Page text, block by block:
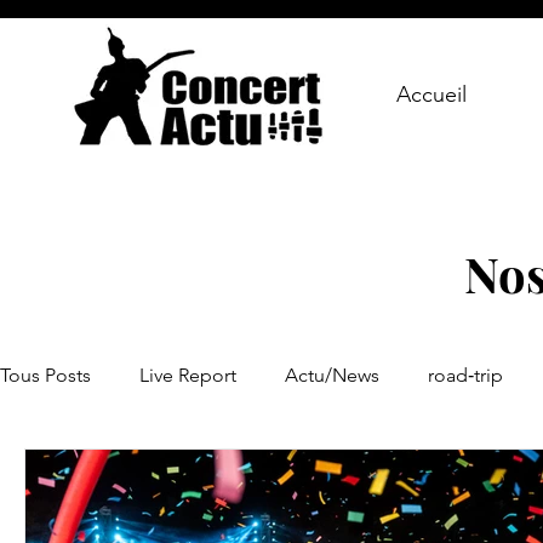
Accueil
Tous Posts Live Report Actu/News road‑trip